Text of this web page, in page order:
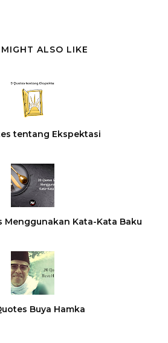
ALSO LIKE
tentang Ekspektasi
Menggunakan Kata-Kata Baku
Buya Hamka